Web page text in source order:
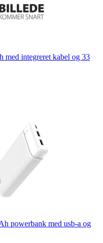
med integreret kabel og 33
powerbank med usb-a og